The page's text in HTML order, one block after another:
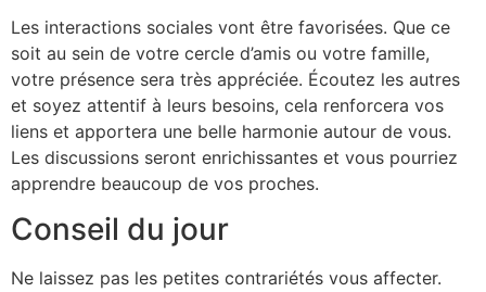
Les interactions sociales vont être favorisées. Que ce
soit au sein de votre cercle d’amis ou votre famille,
votre présence sera très appréciée. Écoutez les autres
et soyez attentif à leurs besoins, cela renforcera vos
liens et apportera une belle harmonie autour de vous.
Les discussions seront enrichissantes et vous pourriez
apprendre beaucoup de vos proches.
Conseil du jour
Ne laissez pas les petites contrariétés vous affecter.